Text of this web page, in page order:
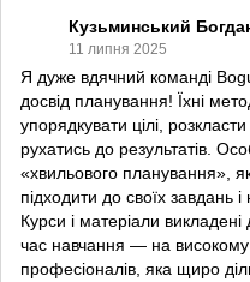
Кузьминський
11 липня 2025
Я дуже вдячний команді
досвід планування! Їхні
упорядкувати цілі,
рухатись до результатів.
«хвильового планування»,
підходити до своїх завдань
Курси і матеріали
час навчання — на високому
професіоналів, яка щиро